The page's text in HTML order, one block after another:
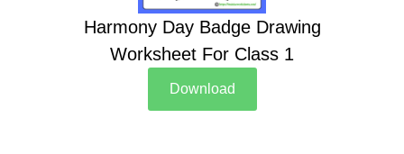
Harmony Day Badge Drawing
Worksheet For Class 1
Download